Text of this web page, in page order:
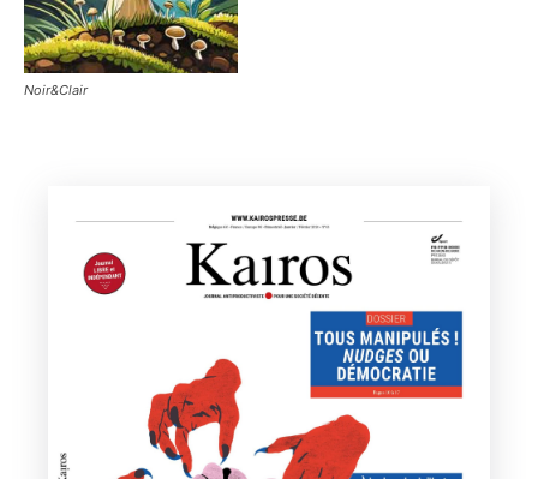
Noir&Clair